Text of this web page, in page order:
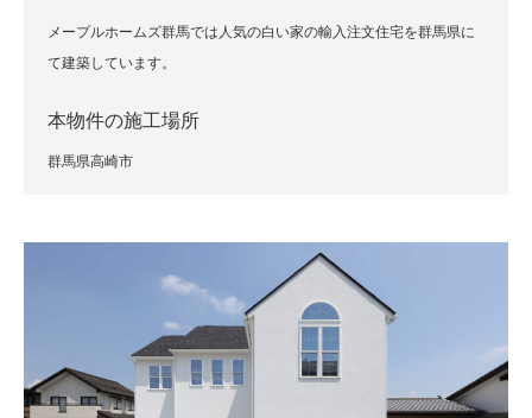
メープルホームズ群馬では人気の白い家の輸入注文住宅を群馬県に
て建築しています。
本物件の施工場所
群馬県高崎市